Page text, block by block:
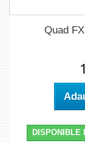
Quad
DISPONIBLE